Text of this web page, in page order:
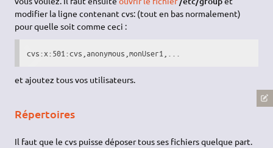
modifier la ligne contenant cvs: (tout en bas normalement)
pour quelle soit comme ceci :
cvs:x:501:cvs,anonymous,monUser1,...
et ajoutez tous vos utilisateurs.
Répertoires
Il faut que le cvs puisse déposer tous ses fichiers quelque part.